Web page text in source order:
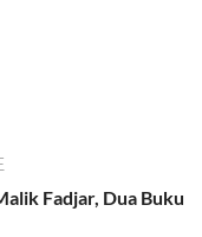
Fadjar, Dua Buku